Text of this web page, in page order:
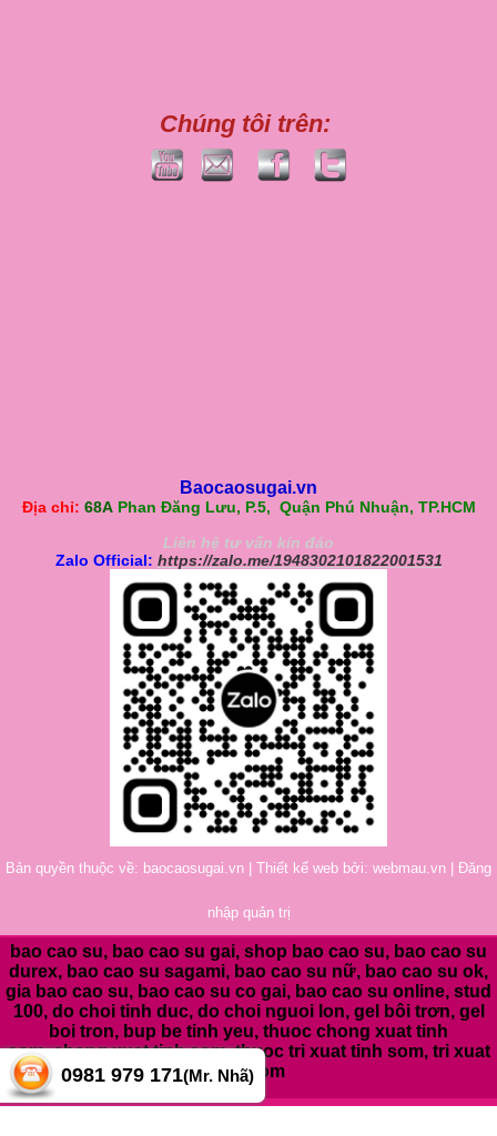
Chúng tôi trên:
Baocaosugai.vn
Địa chỉ: 68APhan Đăng Lưu, P.5, Quận Phú Nhuận, TP.HCM
Liên hệ tư vấn kín đáo
Zalo Official: https://zalo.me/1948302101822001531
Bản quyền thuộc về: baocaosugai.vn | Thiết kế web bởi: webmau.vn | Đăng
nhập quản trị
bao cao su, bao cao su gai, shop bao cao su, bao cao su
durex, bao cao su sagami, bao cao su nữ, bao cao su ok,
gia bao cao su, bao cao su co gai, bao cao su online, stud
100, do choi tinh duc, do choi nguoi lon, gel bôi trơn, gel
boi tron, bup be tinh yeu, thuoc chong xuat tinh
som,chong xuat tinh som, thuoc tri xuat tinh som, tri xuat
tinh som
0981 979 171(Mr. Nhã)